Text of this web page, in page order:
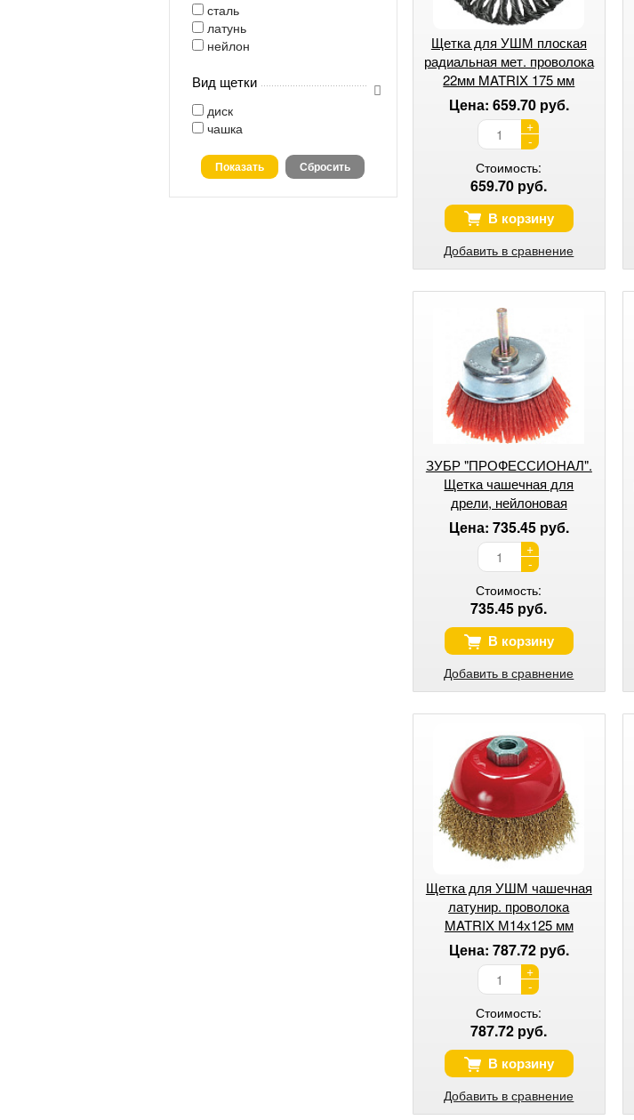
сталь
латунь
нейлон
Вид щетки
диск
чашка
Щетка для УШМ плоская
радиальная мет. проволока
22мм MATRIX 175 мм
Цена: 659.70 руб.
+
-
Стоимость:
659.70 руб.
В корзину
Добавить в сравнение
ЗУБР "ПРОФЕССИОНАЛ".
Щетка чашечная для
дрели, нейлоновая
проволока с абразивным
покрытием, 75мм
Цена: 735.45 руб.
+
-
Стоимость:
735.45 руб.
В корзину
Добавить в сравнение
Щетка для УШМ чашечная
латунир. проволока
MATRIX М14х125 мм
Цена: 787.72 руб.
+
-
Стоимость:
787.72 руб.
В корзину
Добавить в сравнение